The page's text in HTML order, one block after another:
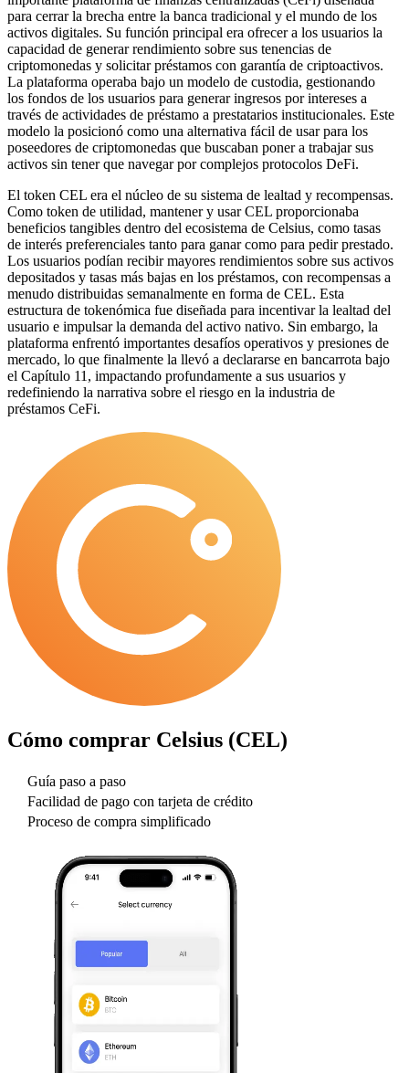
para cerrar la brecha entre la banca tradicional y el mundo de los
activos digitales. Su función principal era ofrecer a los usuarios la
capacidad de generar rendimiento sobre sus tenencias de
criptomonedas y solicitar préstamos con garantía de criptoactivos.
La plataforma operaba bajo un modelo de custodia, gestionando
los fondos de los usuarios para generar ingresos por intereses a
través de actividades de préstamo a prestatarios institucionales. Este
modelo la posicionó como una alternativa fácil de usar para los
poseedores de criptomonedas que buscaban poner a trabajar sus
activos sin tener que navegar por complejos protocolos DeFi.
El token CEL era el núcleo de su sistema de lealtad y recompensas.
Como token de utilidad, mantener y usar CEL proporcionaba
beneficios tangibles dentro del ecosistema de Celsius, como tasas
de interés preferenciales tanto para ganar como para pedir prestado.
Los usuarios podían recibir mayores rendimientos sobre sus activos
depositados y tasas más bajas en los préstamos, con recompensas a
menudo distribuidas semanalmente en forma de CEL. Esta
estructura de tokenómica fue diseñada para incentivar la lealtad del
usuario e impulsar la demanda del activo nativo. Sin embargo, la
plataforma enfrentó importantes desafíos operativos y presiones de
mercado, lo que finalmente la llevó a declararse en bancarrota bajo
el Capítulo 11, impactando profundamente a sus usuarios y
redefiniendo la narrativa sobre el riesgo en la industria de
préstamos CeFi.
Cómo comprar Celsius (CEL)
Guía paso a paso
Facilidad de pago con tarjeta de crédito
Proceso de compra simplificado